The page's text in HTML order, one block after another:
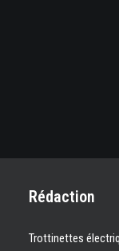
Rédaction
Trottinettes